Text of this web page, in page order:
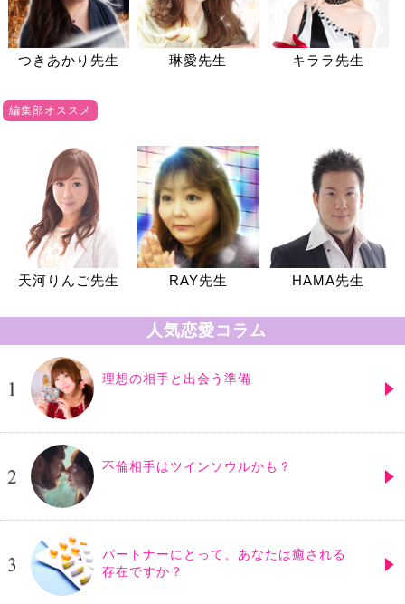
つきあかり先生 琳愛先生 キララ先生
編集部オススメ
天河りんご先生 RAY先生 HAMA先生
人気恋愛コラム
理想の相手と出会う準備
不倫相手はツインソウルかも？
パートナーにとって、あなたは癒される
存在ですか？